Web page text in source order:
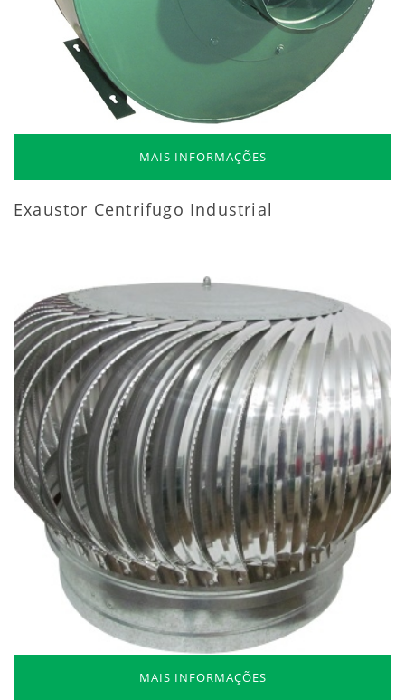
MAIS INFORMAÇÕES
Exaustor Centrifugo Industrial
MAIS INFORMAÇÕES